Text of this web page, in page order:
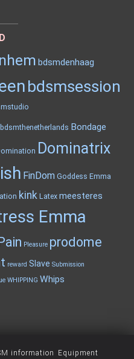
bdsmdenhaag
bdsmsession
bdsmthenetherlands Bondage
Dominatrix
FinDom Goddess Emma
kink Latex meesteres
Emma
Pain Pleasure prodome
reward Slave Submission
WHIPPING Whips
information Equipment